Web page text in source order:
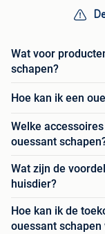
Wat voor
schapen?
Hoe kan ik een
Welke
ouessant
Wat zijn de
huisdier?
Hoe kan ik de
ouessant